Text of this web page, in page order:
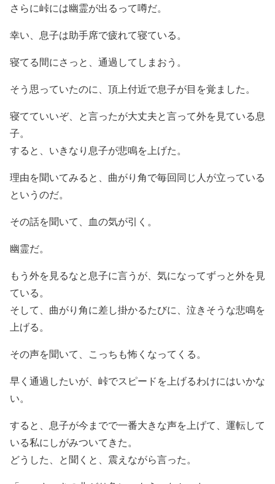
さらに峠には幽霊が出るって噂だ。
幸い、息子は助手席で疲れて寝ている。
寝てる間にさっと、通過してしまおう。
そう思っていたのに、頂上付近で息子が目を覚ました。
寝てていいぞ、と言ったが大丈夫と言って外を見ている息
子。
すると、いきなり息子が悲鳴を上げた。
理由を聞いてみると、曲がり角で毎回同じ人が立っている
というのだ。
その話を聞いて、血の気が引く。
幽霊だ。
もう外を見るなと息子に言うが、気になってずっと外を見
ている。
そして、曲がり角に差し掛かるたびに、泣きそうな悲鳴を
上げる。
その声を聞いて、こっちも怖くなってくる。
早く通過したいが、峠でスピードを上げるわけにはいかな
い。
すると、息子が今までで一番大きな声を上げて、運転して
いる私にしがみついてきた。
どうした、と聞くと、震えながら言った。